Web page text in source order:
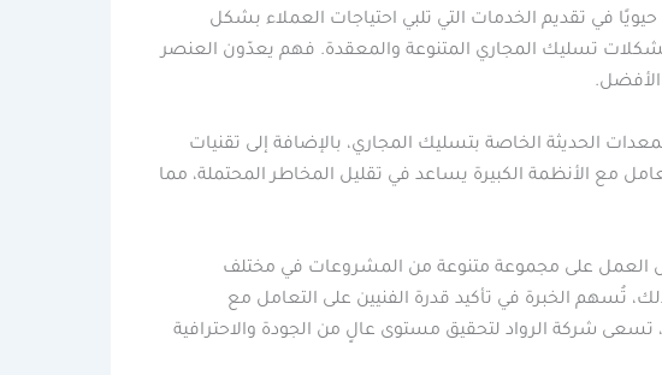
في تقديم الخدمات التي تلبي احتياجات العملاء بشكل
تسليك المجاري المتنوعة والمعقدة. فهم يعدّون العنصر
الأفضل.
الحديثة الخاصة بتسليك المجاري، بالإضافة إلى تقنيات
مع الأنظمة الكبيرة يساعد في تقليل المخاطر المحتملة، مما
العمل على مجموعة متنوعة من المشروعات في مختلف
تُسهم الخبرة في تأكيد قدرة الفنيين على التعامل مع
تسعى شركة الرواد لتحقيق مستوى عالٍ من الجودة والاحترافية